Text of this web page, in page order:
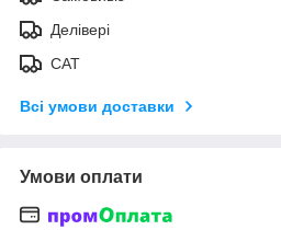
Делівері
САТ
Всі умови доставки
Умови оплати